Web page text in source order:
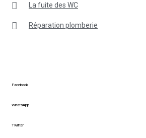
La fuite des WC
Réparation plomberie
Facebook
WhatsApp
Twitter